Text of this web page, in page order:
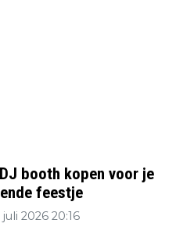
booth kopen voor je
feestje
juli 2026 20:16